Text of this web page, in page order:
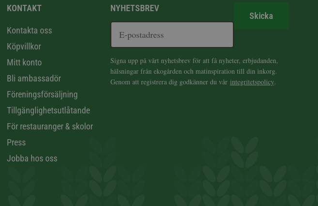
KONTAKT
Kontakta oss
Köpvillkor
Mitt konto
Bli ambassadör
Föreningsförsäljning
Tillgänglighetsutlåtande
För restauranger & skolor
Press
Jobba hos oss
NYHETSBREV
Skicka
Signa upp på vårt nyhetsbrev för att få nyheter, erbjudanden,
hälsningar från ekogården och matinspiration till din inkorg.
Genom att registrera dig godkänner du vår integritetspolicy.